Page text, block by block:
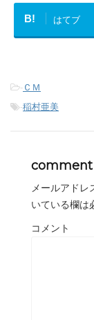
B! はてブ
- ＣＭ
-稲村亜美
comment
メールアドレ
いている欄は
コメント